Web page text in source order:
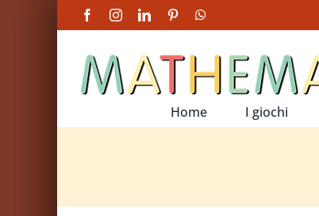
FacebookInstagramLinkedInPinterest
Home I giochi